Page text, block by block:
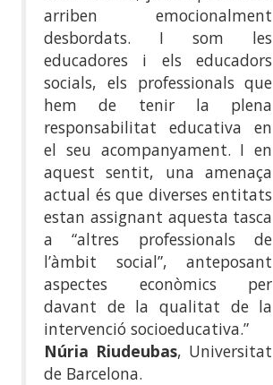
arriben emocionalment
desbordats. I som les
educadores i els educadors
socials, els professionals que
hem de tenir la plena
responsabilitat educativa en
el seu acompanyament. I en
aquest sentit, una amenaça
actual és que diverses entitats
estan assignant aquesta tasca
a “altres professionals de
l’àmbit social”, anteposant
aspectes econòmics per
davant de la qualitat de la
intervenció socioeducativa.”
Núria Riudeubas, Universitat
de Barcelona.